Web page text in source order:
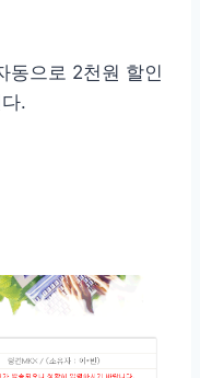
동으로 2천원 할인
.